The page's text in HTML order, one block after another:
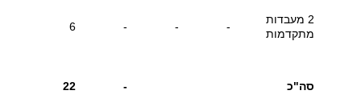
2 מעבדות
מתקדמות
-
-
-
6
סה"כ -
22